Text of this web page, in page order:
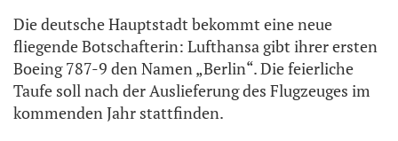
Die deutsche Hauptstadt bekommt eine neue
fliegende Botschafterin: Lufthansa gibt ihrer ersten
Boeing 787-9 den Namen „Berlin“. Die feierliche
Taufe soll nach der Auslieferung des Flugzeuges im
kommenden Jahr stattfinden.